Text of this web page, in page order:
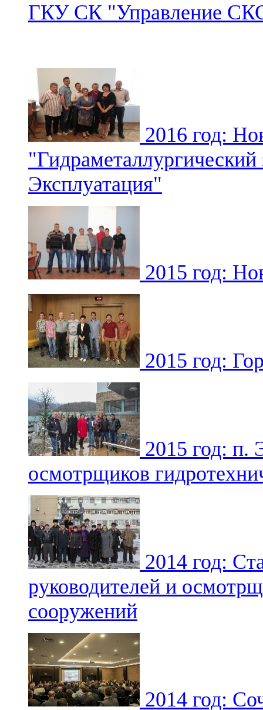
ГКУ СК "Управление
2016 год:
Эксплуатация"
2015 год:
2015 год:
2015 год: п.
осмотрщиков
2014 год:
руководителей и
сооружений
2014 год: